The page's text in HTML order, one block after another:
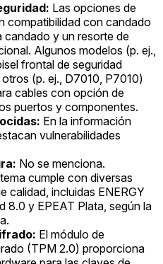
Las opciones de
compatibilidad con candado
candado y un resorte de
Algunos modelos (p. ej.,
frontal de seguridad
(p. ej., D7010, P7010)
cables con opción de
puertos y componentes.
En la información
vulnerabilidades
No se menciona.
cumple con diversas
calidad, incluidas ENERGY
8.0 y EPEAT Plata, según la
El módulo de
(TPM 2.0) proporciona